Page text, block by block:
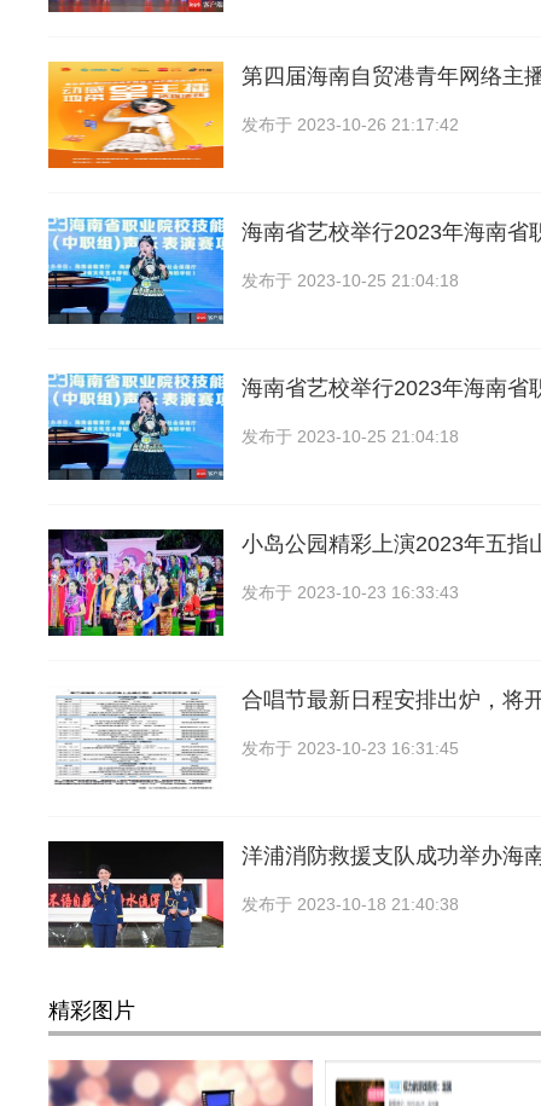
第四届海南自贸港青年网络主
发布于 2023-10-26 21:17:42
海南省艺校举行2023年海南省
发布于 2023-10-25 21:04:18
海南省艺校举行2023年海南省
发布于 2023-10-25 21:04:18
小岛公园精彩上演2023年五指
发布于 2023-10-23 16:33:43
合唱节最新日程安排出炉，将
发布于 2023-10-23 16:31:45
洋浦消防救援支队成功举办海
发布于 2023-10-18 21:40:38
精彩图片